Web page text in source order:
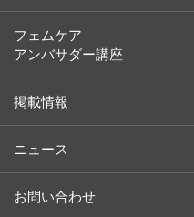
ペット
イベント レポート
掲載情報
会社概要
社長メッセージ
沿革
ブランド一覧
取り扱い店舗（ペットスタイル）
フェムケア
アンバサダー講座
掲載情報
ニュース
お問い合わせ